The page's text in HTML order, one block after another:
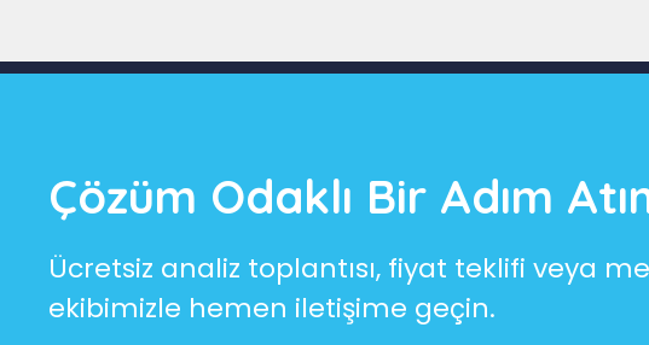
Çözüm Odaklı Bir Adım
Ücretsiz analiz toplantısı, fiyat teklifi veya
ekibimizle hemen iletişime geçin.